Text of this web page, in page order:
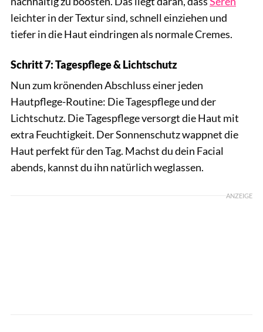
leichter in der Textur sind, schnell einziehen und
tiefer in die Haut eindringen als normale Cremes.
Schritt 7: Tagespflege & Lichtschutz
Nun zum krönenden Abschluss einer jeden
Hautpflege-Routine: Die Tagespflege und der
Lichtschutz. Die Tagespflege versorgt die Haut mit
extra Feuchtigkeit. Der Sonnenschutz wappnet die
Haut perfekt für den Tag. Machst du dein Facial
abends, kannst du ihn natürlich weglassen.
ANZEIGE